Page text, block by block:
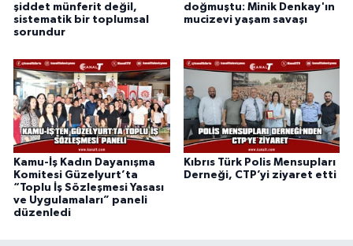
şiddet münferit değil,
sistematik bir toplumsal
sorundur
doğmuştu: Minik Denkay'ın
mucizevi yaşam savaşı
Kamu-İş Kadın Dayanışma
Komitesi Güzelyurt’ta
“Toplu İş Sözleşmesi Yasası
ve Uygulamaları” paneli
düzenledi
Kıbrıs Türk Polis Mensupları
Derneği, CTP’yi ziyaret etti